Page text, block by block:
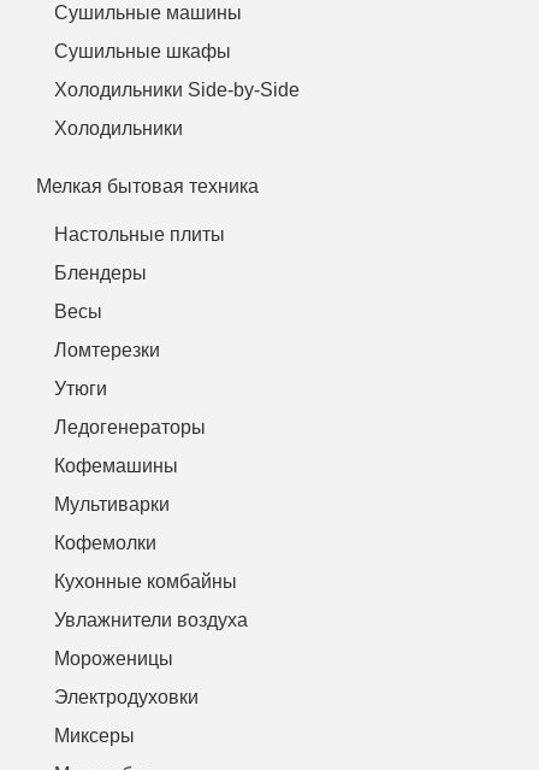
Сушильные машины
Сушильные шкафы
Холодильники Side-by-Side
Холодильники
Мелкая бытовая техника
Настольные плиты
Блендеры
Весы
Ломтерезки
Утюги
Ледогенераторы
Кофемашины
Мультиварки
Кофемолки
Кухонные комбайны
Увлажнители воздуха
Мороженицы
Электродуховки
Миксеры